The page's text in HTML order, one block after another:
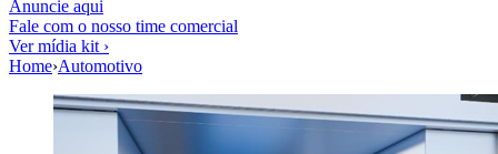
Anuncie aqui
Fale com o nosso time comercial
Ver mídia kit ›
Home›Automotivo